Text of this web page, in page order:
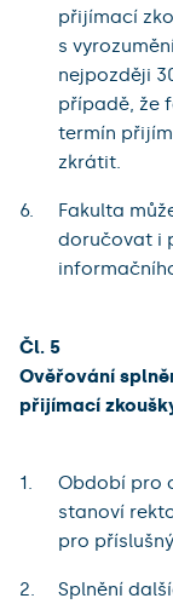
přijímací
s
nejpozději
případě, že
termín
zkrátit.
Fakulta
doručovat i
Čl. 5
Ověřování
přijímací
Období pro
stanoví
pro
Splnění